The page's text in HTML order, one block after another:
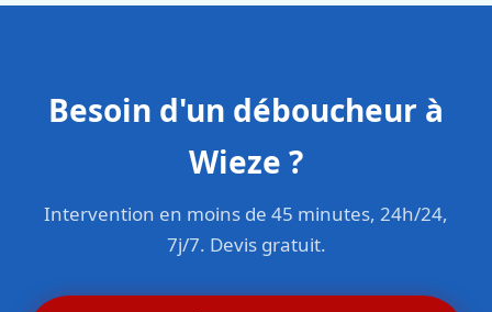
Besoin d'un déboucheur à
Wieze ?
Intervention en moins de 45 minutes, 24h/24,
7j/7. Devis gratuit.